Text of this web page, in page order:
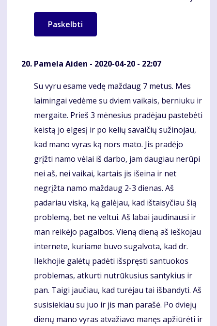
Pamela Aiden - 2020-04-20 - 22:07
Komentaras
Su vyru esame vedę maždaug 7 metus. Mes
laimingai vedėme su dviem vaikais, berniuku ir
mergaite. Prieš 3 mėnesius pradėjau pastebėti
keistą jo elgesį ir po kelių savaičių sužinojau,
kad mano vyras ką nors mato. Jis pradėjo
grįžti namo vėlai iš darbo, jam daugiau nerūpi
nei aš, nei vaikai, kartais jis išeina ir net
negrįžta namo maždaug 2-3 dienas. Aš
padariau viską, ką galėjau, kad ištaisyčiau šią
problemą, bet ne veltui. Aš labai jaudinausi ir
man reikėjo pagalbos. Vieną dieną aš ieškojau
internete, kuriame buvo sugalvota, kad dr.
Ilekhojie galėtų padėti išspręsti santuokos
problemas, atkurti nutrūkusius santykius ir
pan. Taigi jaučiau, kad turėjau tai išbandyti. Aš
susisiekiau su juo ir jis man parašė. Po dviejų
dienų mano vyras atvažiavo manęs apžiūrėti ir